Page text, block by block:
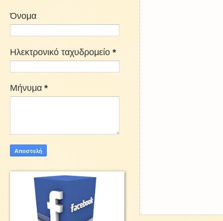
Όνομα
Ηλεκτρονικό ταχυδρομείο *
Μήνυμα *